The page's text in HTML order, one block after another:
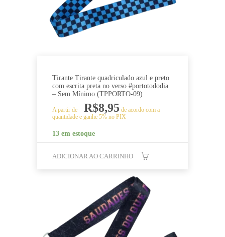
Tirante Tirante quadriculado azul e preto
com escrita preta no verso #portotododia
– Sem Mínimo (TPPORTO-09)
A partir de R$8,95 de acordo com a
quantidade e ganhe 5% no PIX
13 em estoque
ADICIONAR AO CARRINHO